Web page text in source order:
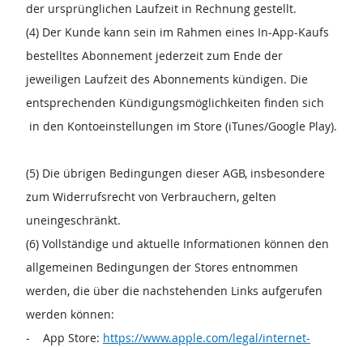
der ursprünglichen Laufzeit in Rechnung gestellt.
(4) Der Kunde kann sein im Rahmen eines In-App-Kaufs
bestelltes Abonnement jederzeit zum Ende der
jeweiligen Laufzeit des Abonnements kündigen. Die
entsprechenden Kündigungsmöglichkeiten finden sich
in den Kontoeinstellungen im Store (iTunes/Google Play).
(5) Die übrigen Bedingungen dieser AGB, insbesondere
zum Widerrufsrecht von Verbrauchern, gelten
uneingeschränkt.
(6) Vollständige und aktuelle Informationen können den
allgemeinen Bedingungen der Stores entnommen
werden, die über die nachstehenden Links aufgerufen
werden können:
- App Store: https://www.apple.com/legal/internet-